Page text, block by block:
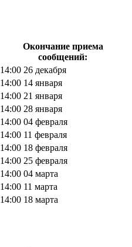
Окончание приема
сообщений:
14:00 26 декабря
14:00 14 января
14:00 21 января
14:00 28 января
14:00 04 февраля
14:00 11 февраля
14:00 18 февраля
14:00 25 февраля
14:00 04 марта
14:00 11 марта
14:00 18 марта